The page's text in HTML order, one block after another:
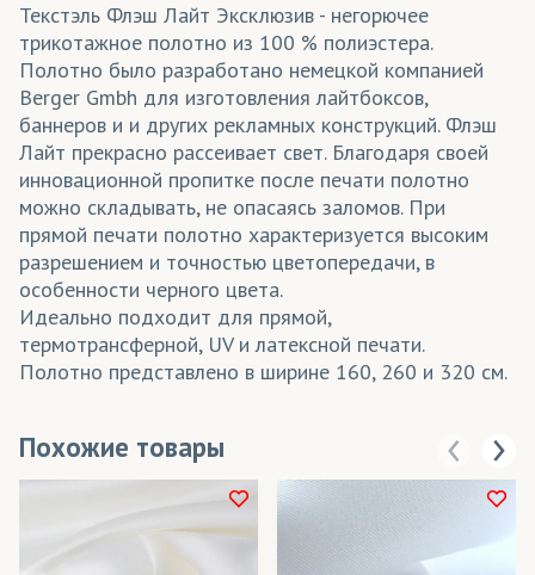
Текстэль Флэш Лайт Эксклюзив - негорючее
трикотажное полотно из 100 % полиэстера.
Полотно было разработано немецкой компанией
Berger Gmbh для изготовления лайтбоксов,
баннеров и и других рекламных конструкций. Флэш
Лайт прекрасно рассеивает свет. Благодаря своей
инновационной пропитке после печати полотно
можно складывать, не опасаясь заломов. При
прямой печати полотно характеризуется высоким
разрешением и точностью цветопередачи, в
особенности черного цвета.
Идеально подходит для прямой,
термотрансферной, UV и латексной печати.
Полотно представлено в ширине 160, 260 и 320 см.
Похожие товары